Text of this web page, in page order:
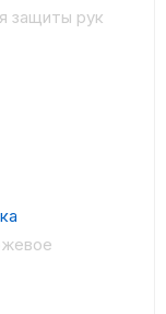
защиты рук